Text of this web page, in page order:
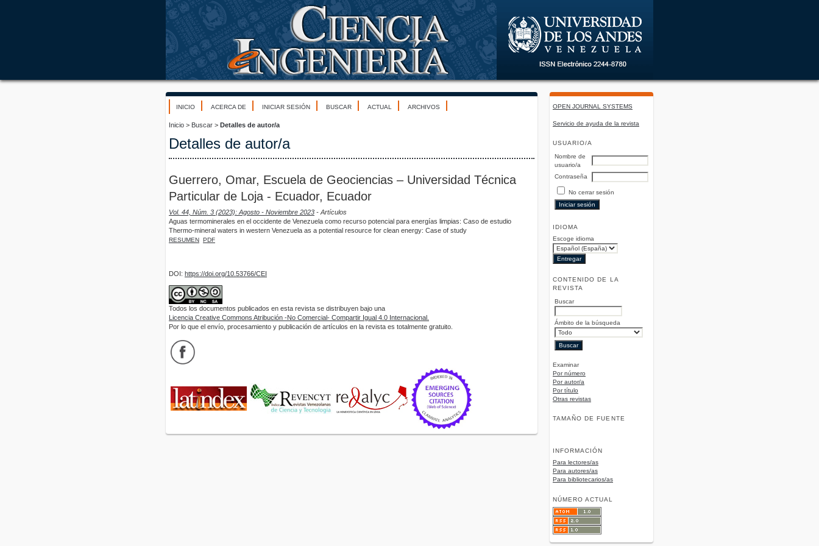
OPEN JOURNAL SYSTEMS
Servicio de ayuda de la revista
USUARIO/A
Nombre de
usuario/a
Contraseña
No cerrar sesión
IDIOMA
Escoge idioma
CONTENIDO DE LA
REVISTA
Buscar
Ámbito de la búsqueda
Examinar
Por número
Por autor/a
Por título
Otras revistas
TAMAÑO DE FUENTE
INFORMACIÓN
Para lectores/as
Para autores/as
Para bibliotecarios/as
NÚMERO ACTUAL
INICIO ACERCA DE INICIAR SESIÓN BUSCAR ACTUAL ARCHIVOS
Inicio > Buscar > Detalles de autor/a
Detalles de autor/a
Guerrero, Omar, Escuela de Geociencias – Universidad Técnica
Particular de Loja - Ecuador, Ecuador
Vol. 44, Núm. 3 (2023): Agosto - Noviembre 2023 - Artículos
Aguas termominerales en el occidente de Venezuela como recurso potencial para energías limpias: Caso de estudio
Thermo-mineral waters in western Venezuela as a potential resource for clean energy: Case of study
RESUMEN PDF
DOI: https://doi.org/10.53766/CEI
Todos los documentos publicados en esta revista se distribuyen bajo una
Licencia Creative Commons Atribución -No Comercial- Compartir Igual 4.0 Internacional.
Por lo que el envío, procesamiento y publicación de artículos en la revista es totalmente gratuito.